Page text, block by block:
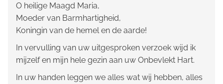
O heilige Maagd Maria,
Moeder van Barmhartigheid,
Koningin van de hemel en de aarde!
In vervulling van uw uitgesproken verzoek wijd ik
mijzelf en mijn hele gezin aan uw Onbevlekt Hart.
In uw handen leggen we alles wat wij hebben, alles